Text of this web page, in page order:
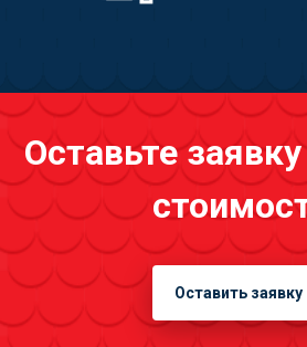
Оставьте
Оставить заявку